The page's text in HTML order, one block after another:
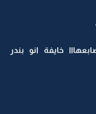
خايفة انو بندر